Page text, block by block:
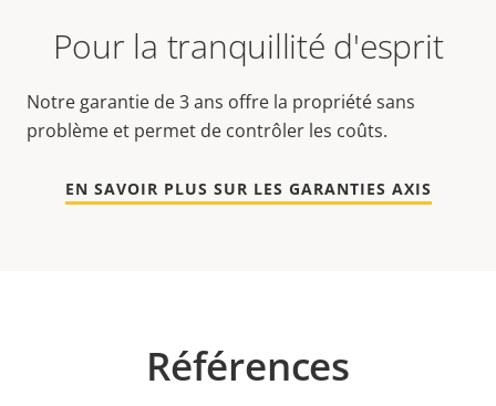
Pour la tranquillité d'esprit
Notre garantie de 3 ans offre la propriété sans
problème et permet de contrôler les coûts.
EN SAVOIR PLUS SUR LES GARANTIES AXIS
Références